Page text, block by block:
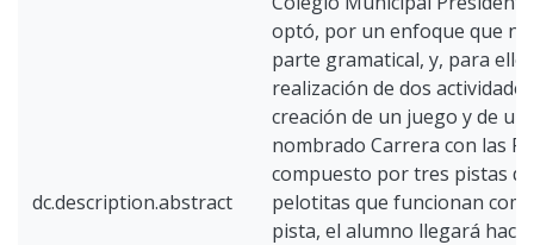
dc.description.abstract
optó, por un enfoque que
parte gramatical, y, para
realización de dos
creación de un juego y de un
nombrado Carrera con las
compuesto por tres pistas
pelotitas que funcionan
pista, el alumno llegará